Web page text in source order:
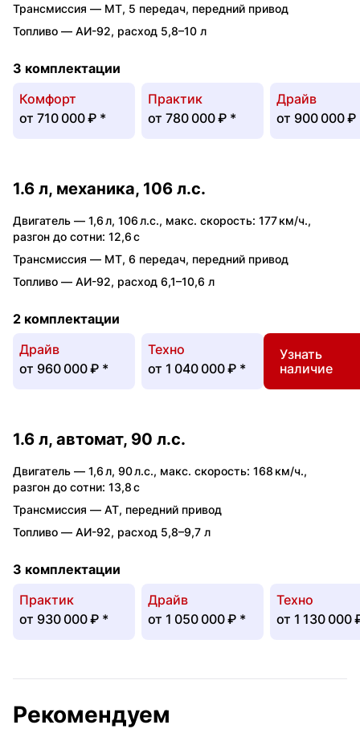
Трансмиссия — MT, 5 передач, передний привод
Топливо — АИ-92, расход 5,8–10 л
3 комплектации
Комфорт
от 710 000 ₽ *
Практик
от 780 000 ₽ *
Драйв
от 900 000 ₽
1.6 л, механика, 106 л.с.
Двигатель — 1,6 л, 106 л.с., макс. скорость: 177 км/ч.,
разгон до сотни: 12,6 с
Трансмиссия — MT, 6 передач, передний привод
Топливо — АИ-92, расход 6,1–10,6 л
2 комплектации
Драйв
от 960 000 ₽ *
Техно
от 1 040 000 ₽ *
Узнать
наличие
1.6 л, автомат, 90 л.с.
Двигатель — 1,6 л, 90 л.с., макс. скорость: 168 км/ч.,
разгон до сотни: 13,8 с
Трансмиссия — AT, передний привод
Топливо — АИ-92, расход 5,8–9,7 л
3 комплектации
Практик
от 930 000 ₽ *
Драйв
от 1 050 000 ₽ *
Техно
от 1 130 000
Рекомендуем